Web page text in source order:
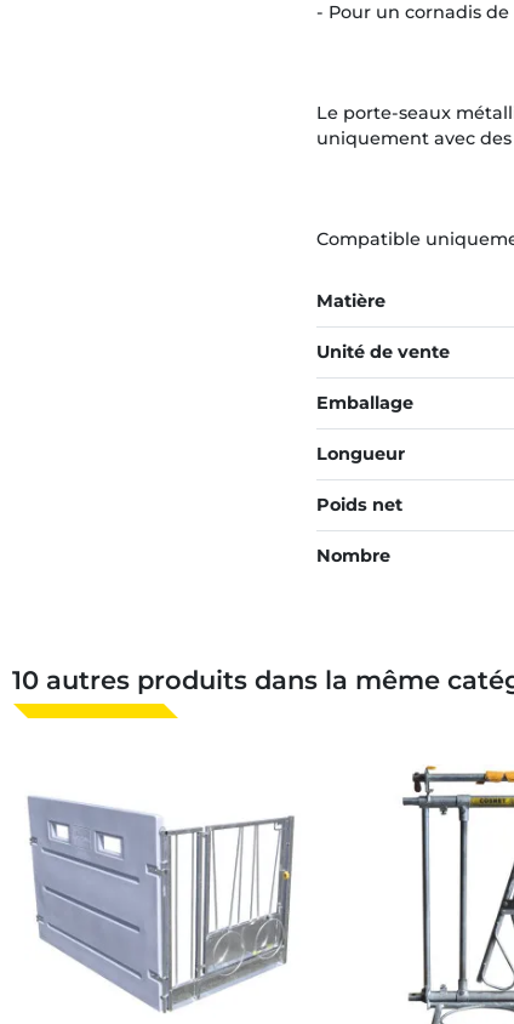
- Pour un cornadis de
Le porte-seaux
uniquement avec des
Compatible
Matière
Unité de vente
Emballage
Longueur
Poids net
Nombre
10 autres produits dans la même